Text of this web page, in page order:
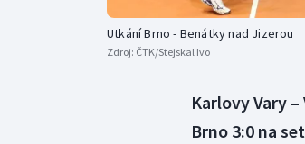
Utkání Brno - Benátky nad Jizerou
Zdroj: ČTK/Stejskal Ivo
Karlovy Vary
Brno 3:0 na